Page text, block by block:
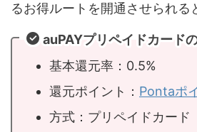
るお得ルートを開通させられる
auPAYプリペイドカード
基本還元率：0.5%
還元ポイント： Pontaポ
方式：プリペイドカード